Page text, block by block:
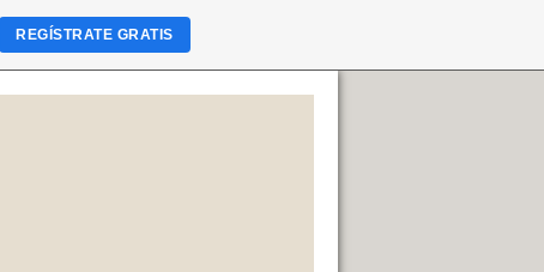
REGÍSTRATE GRATIS